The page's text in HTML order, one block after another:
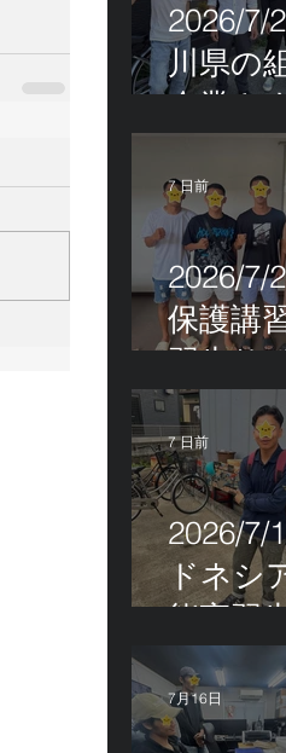
2026/7/
川県の
企業さ
問＆ベ
人実習
科随行
2026/7/
保護講
習生サ
etc.
7 日前
2026/7/
ドネシ
能実習
技能検
岡
7 日前
7月16日